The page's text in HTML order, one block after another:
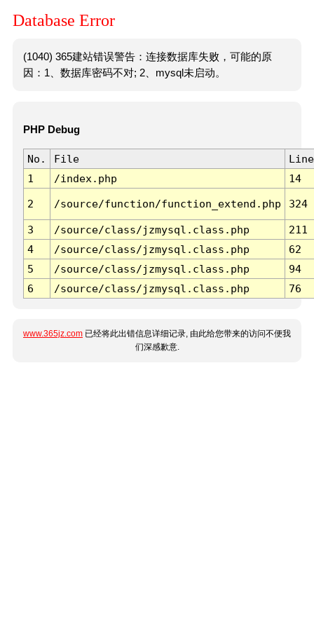
Database Error
(1040) 365建站错误警告：连接数据库失败，可能的原
因：1、数据库密码不对; 2、mysql未启动。
PHP Debug
No. File
Line
1
/index.php 14
2 /source/function/function_extend.php 324
3 /source/class/jzmysql.class.php
211
4
/source/class/jzmysql.class.php
62
5
/source/class/jzmysql.class.php
94
6
/source/class/jzmysql.class.php 76
www.365jz.com 已经将此出错信息详细记录, 由此给您带来的访问不便我
们深感歉意.